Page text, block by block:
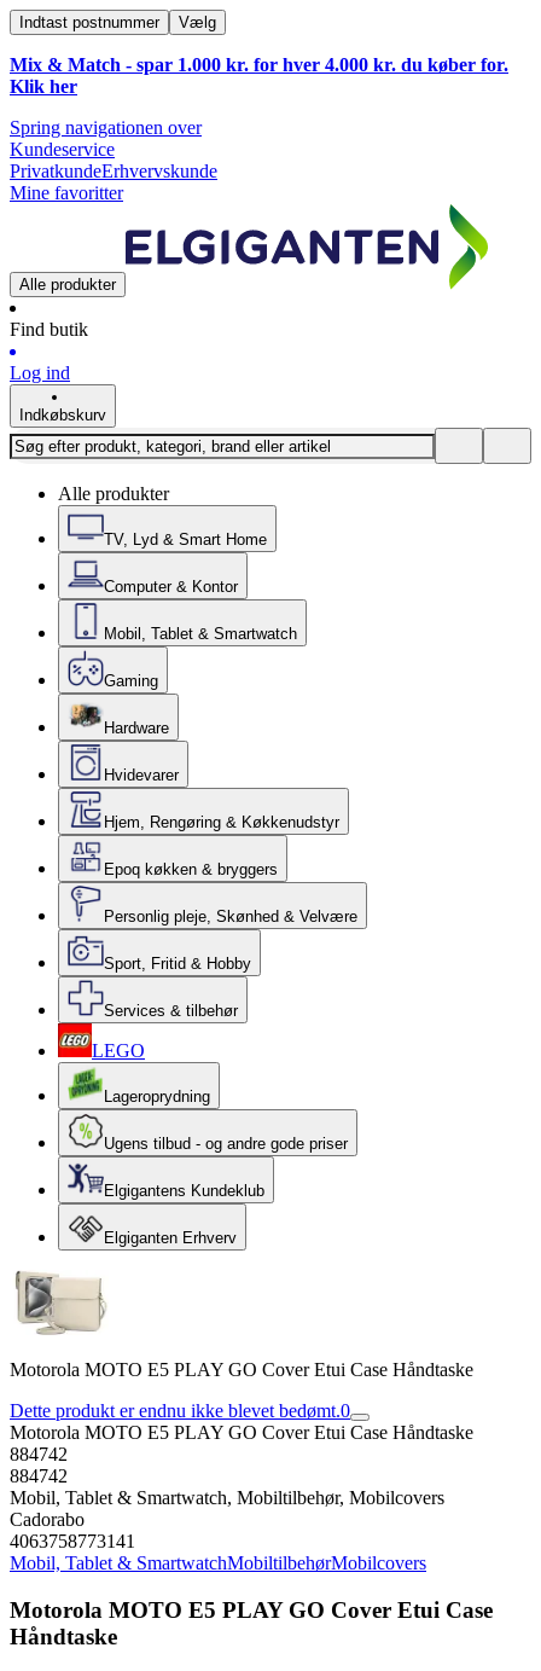
Indtast postnummer Vælg
Mix & Match - spar 1.000 kr. for hver 4.000 kr. du køber for.
Klik her
Spring navigationen over
Kundeservice
PrivatkundeErhvervskunde
Mine favoritter
Alle produkter
Find butik
Log ind
Indkøbskurv
Alle produkter
TV, Lyd & Smart Home
Computer & Kontor
Mobil, Tablet & Smartwatch
Gaming
Hardware
Hvidevarer
Hjem, Rengøring & Køkkenudstyr
Epoq køkken & bryggers
Personlig pleje, Skønhed & Velvære
Sport, Fritid & Hobby
Services & tilbehør
LEGO
Lageroprydning
Ugens tilbud - og andre gode priser
Elgigantens Kundeklub
Elgiganten Erhverv
Motorola MOTO E5 PLAY GO Cover Etui Case Håndtaske
Dette produkt er endnu ikke blevet bedømt.0
Motorola MOTO E5 PLAY GO Cover Etui Case Håndtaske
884742
884742
Mobil, Tablet & Smartwatch, Mobiltilbehør, Mobilcovers
Cadorabo
4063758773141
Mobil, Tablet & SmartwatchMobiltilbehørMobilcovers
Motorola MOTO E5 PLAY GO Cover Etui Case
Håndtaske